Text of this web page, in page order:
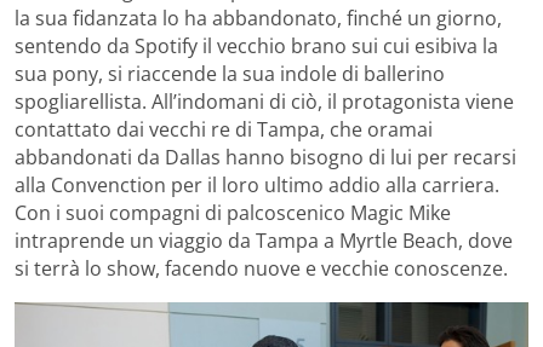
la sua fidanzata lo ha abbandonato, finché un giorno,
sentendo da Spotify il vecchio brano sui cui esibiva la
sua pony, si riaccende la sua indole di ballerino
spogliarellista. All’indomani di ciò, il protagonista viene
contattato dai vecchi re di Tampa, che oramai
abbandonati da Dallas hanno bisogno di lui per recarsi
alla Convenction per il loro ultimo addio alla carriera.
Con i suoi compagni di palcoscenico Magic Mike
intraprende un viaggio da Tampa a Myrtle Beach, dove
si terrà lo show, facendo nuove e vecchie conoscenze.